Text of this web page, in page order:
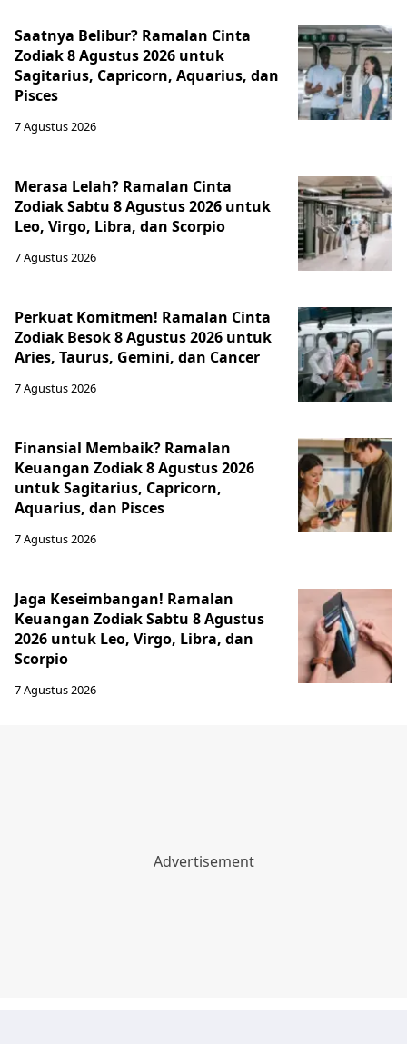
Saatnya Belibur? Ramalan Cinta
Zodiak 8 Agustus 2026 untuk
Sagitarius, Capricorn, Aquarius, dan
Pisces
7 Agustus 2026
Merasa Lelah? Ramalan Cinta
Zodiak Sabtu 8 Agustus 2026 untuk
Leo, Virgo, Libra, dan Scorpio
7 Agustus 2026
Perkuat Komitmen! Ramalan Cinta
Zodiak Besok 8 Agustus 2026 untuk
Aries, Taurus, Gemini, dan Cancer
7 Agustus 2026
Finansial Membaik? Ramalan
Keuangan Zodiak 8 Agustus 2026
untuk Sagitarius, Capricorn,
Aquarius, dan Pisces
7 Agustus 2026
Jaga Keseimbangan! Ramalan
Keuangan Zodiak Sabtu 8 Agustus
2026 untuk Leo, Virgo, Libra, dan
Scorpio
7 Agustus 2026